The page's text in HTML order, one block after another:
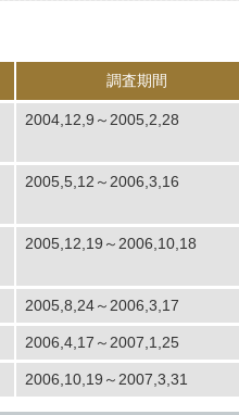
調査期間
2004,12,9～2005,2,28
2005,5,12～2006,3,16
2005,12,19～2006,10,18
2005,8,24～2006,3,17
2006,4,17～2007,1,25
2006,10,19～2007,3,31